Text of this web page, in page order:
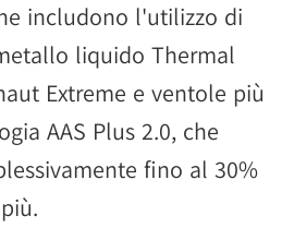
includono l'utilizzo di
liquido Thermal
Extreme e ventole più
AAS Plus 2.0, che
fino al 30%